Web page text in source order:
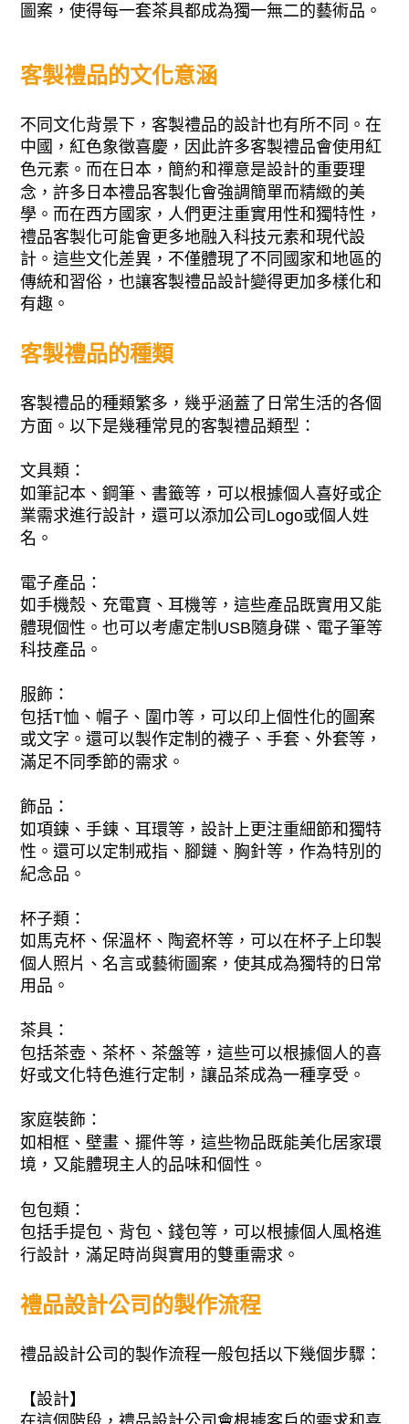
圖案，使得每一套茶具都成為獨一無二的藝術品。
客製禮品的文化意涵
不同文化背景下，客製禮品的設計也有所不同。在
中國，紅色象徵喜慶，因此許多客製禮品會使用紅
色元素。而在日本，簡約和禪意是設計的重要理
念，許多日本禮品客製化會強調簡單而精緻的美
學。而在西方國家，人們更注重實用性和獨特性，
禮品客製化可能會更多地融入科技元素和現代設
計。這些文化差異，不僅體現了不同國家和地區的
傳統和習俗，也讓客製禮品設計變得更加多樣化和
有趣。
客製禮品的種類
客製禮品的種類繁多，幾乎涵蓋了日常生活的各個
方面。以下是幾種常見的客製禮品類型：
文具類：
如筆記本、鋼筆、書籤等，可以根據個人喜好或企
業需求進行設計，還可以添加公司Logo或個人姓
名。
電子產品：
如手機殼、充電寶、耳機等，這些產品既實用又能
體現個性。也可以考慮定制USB隨身碟、電子筆等
科技產品。
服飾：
包括T恤、帽子、圍巾等，可以印上個性化的圖案
或文字。還可以製作定制的襪子、手套、外套等，
滿足不同季節的需求。
飾品：
如項鍊、手鍊、耳環等，設計上更注重細節和獨特
性。還可以定制戒指、腳鏈、胸針等，作為特別的
紀念品。
杯子類：
如馬克杯、保溫杯、陶瓷杯等，可以在杯子上印製
個人照片、名言或藝術圖案，使其成為獨特的日常
用品。
茶具：
包括茶壺、茶杯、茶盤等，這些可以根據個人的喜
好或文化特色進行定制，讓品茶成為一種享受。
家庭裝飾：
如相框、壁畫、擺件等，這些物品既能美化居家環
境，又能體現主人的品味和個性。
包包類：
包括手提包、背包、錢包等，可以根據個人風格進
行設計，滿足時尚與實用的雙重需求。
禮品設計公司的製作流程
禮品設計公司的製作流程一般包括以下幾個步驟：
【設計】